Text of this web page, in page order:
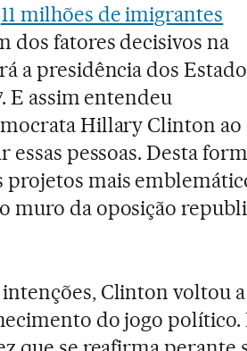
11 milhões de imigrantes
dos fatores decisivos na
a presidência dos
E assim entendeu
Hillary Clinton ao
pessoas. Desta
mais
muro da oposição
Clinton voltou
do jogo político.